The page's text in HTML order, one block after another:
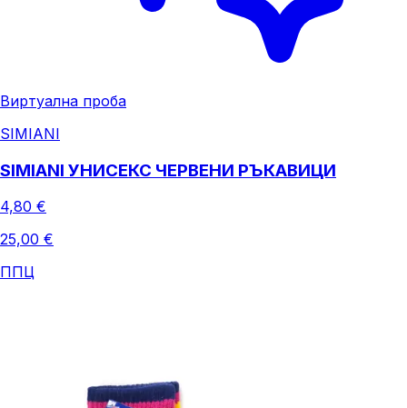
Виртуална проба
SIMIANI
SIMIANI УНИСЕКС ЧЕРВЕНИ РЪКАВИЦИ
4,80 €
25,00 €
ППЦ